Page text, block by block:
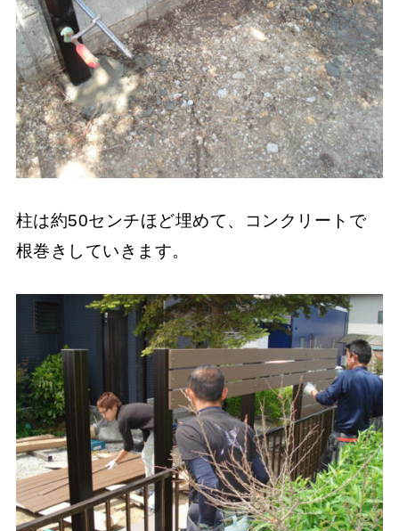
柱は約50センチほど埋めて、コンクリートで
根巻きしていきます。